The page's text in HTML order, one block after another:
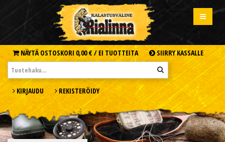
NÄYTÄ OSTOSKORI 0,00 € / EI TUOTTEITA SIIRRY KASSALLE
KIRJAUDU REKISTERÖIDY